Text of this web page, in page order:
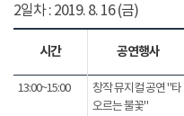
2일차 : 2019. 8. 16 (금)
시간 공연행사
13:00~15:00
창작 뮤지컬 공연 "타
오르는 불꽃"